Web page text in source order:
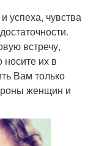
успеха, чувства
встречу,
носите их в
Вам только
женщин и